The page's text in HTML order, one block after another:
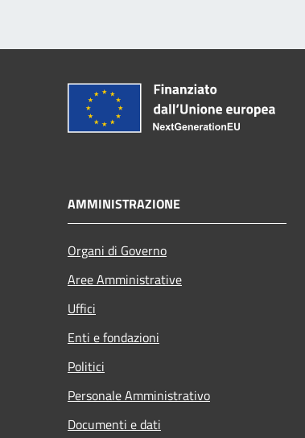
AMMINISTRAZIONE
Organi di Governo
Aree Amministrative
Uffici
Enti e fondazioni
Politici
Personale Amministrativo
Documenti e dati